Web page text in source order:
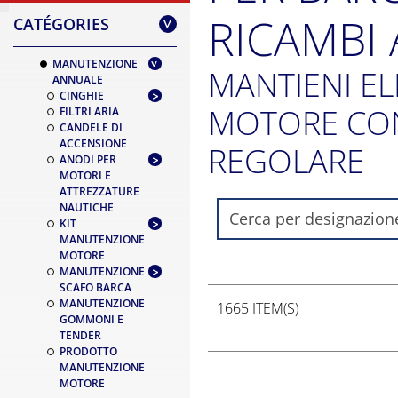
CATÉGORIES >
MANUTENZIONE
ANNUALE
CINGHIE
FILTRI ARIA
CANDELE DI
ACCENSIONE
ANODI PER
MOTORI E
ATTREZZATURE
NAUTICHE
KIT
MANUTENZIONE
MOTORE
MANUTENZIONE
SCAFO BARCA
MANUTENZIONE
GOMMONI E
TENDER
PRODOTTO
MANUTENZIONE
MOTORE
RICAMBI
MANTIENI
MOTORE
REGOLARE
1665 ITEM(S)